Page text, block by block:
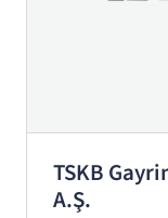
TSKB
A.Ş.